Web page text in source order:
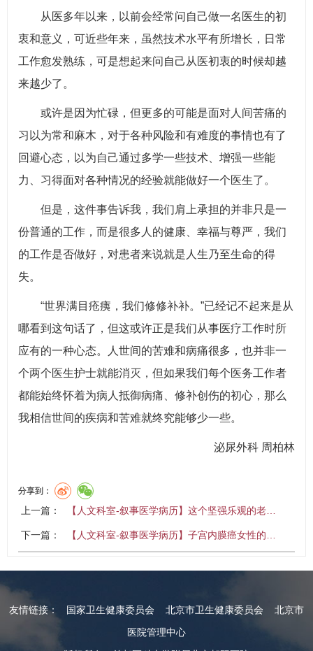
从医多年以来，以前会经常问自己做一名医生的初
衷和意义，可近些年来，虽然技术水平有所增长，日常
工作愈发熟练，可是想起来问自己从医初衷的时候却越
来越少了。
或许是因为忙碌，但更多的可能是面对人间苦痛的
习以为常和麻木，对于各种风险和有难度的事情也有了
回避心态，以为自己通过多学一些技术、增强一些能
力、习得面对各种情况的经验就能做好一个医生了。
但是，这件事告诉我，我们肩上承担的并非只是一
份普通的工作，而是很多人的健康、幸福与尊严，我们
的工作是否做好，对患者来说就是人生乃至生命的得
失。
“世界满目疮痍，我们修修补补。”已经记不起来是从
哪看到这句话了，但这或许正是我们从事医疗工作时所
应有的一种心态。人世间的苦难和病痛很多，也并非一
个两个医生护士就能消灭，但如果我们每个医务工作者
都能始终怀着为病人抵御病痛、修补创伤的初心，那么
我相信世间的疾病和苦难就终究能够少一些。
泌尿外科 周柏林
分享到：
上一篇： 【人文科室-叙事医学病历】这个坚强乐观的老…
下一篇： 【人文科室-叙事医学病历】子宫内膜癌女性的…
友情链接： 国家卫生健康委员会 北京市卫生健康委员会
北京市
医院管理中心